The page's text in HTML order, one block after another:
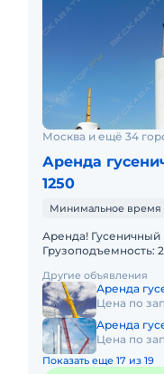
Москва и ещё 34
Аренда
1250
Минимальное время
Аренда! Гусеничный
Грузоподъемность: 250 тонн. Длина
Другие объявления
Аренда
Цена по
Аренда
Цена по
Показать еще 17 из 19